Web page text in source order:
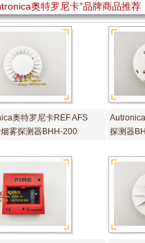
奥特罗尼卡”品牌商品推荐
奥特罗尼卡REF AFS
雾探测器BHH-200
探测器